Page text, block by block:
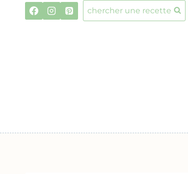
chercher une recette